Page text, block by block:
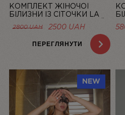
КОМПЛЕКТ ЖІНОЧОЇ
БІЛИЗНИ ІЗ СІТОЧКИ LA
DOLCE VITA ЛОСОСЕВИЙ |
LINIYA
2800UAH
ОРИГІНАЛЬНА
2800 UAH.
2500 UAHПОТОЧНА
ЦІНА:
2500 UAH.
ПЕРЕГЛЯНУТИ
NEW